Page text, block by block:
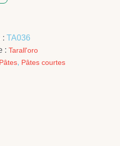
: TA036
: Tarall'oro
Pâtes, Pâtes courtes